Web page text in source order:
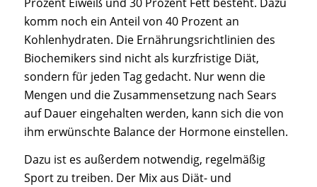
komm noch ein Anteil von 40 Prozent an
Kohlenhydraten. Die Ernährungsrichtlinien des
Biochemikers sind nicht als kurzfristige Diät,
sondern für jeden Tag gedacht. Nur wenn die
Mengen und die Zusammensetzung nach Sears
auf Dauer eingehalten werden, kann sich die von
ihm erwünschte Balance der Hormone einstellen.
Dazu ist es außerdem notwendig, regelmäßig
Sport zu treiben. Der Mix aus Diät- und